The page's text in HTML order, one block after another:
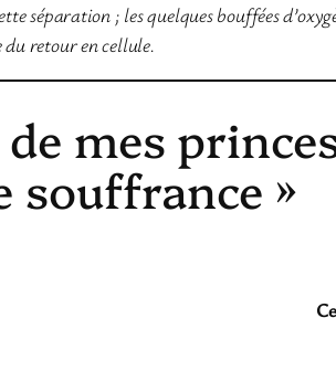
séparation ; les quelques bouffées
retour en cellule.
mes
souffrance »